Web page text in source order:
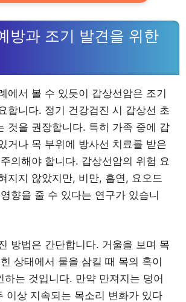
방과 조기 발견을 위한
에서 볼 수 있듯이 갑상선암은 조기
합니다. 정기 건강검진 시 갑상선 초
것을 권장합니다. 특히 가족 중에 갑
거나 목 부위에 방사선 치료를 받은
의해야 합니다. 갑상선암의 위험 요
지지 않았지만, 비만, 흡연, 요오드
향을 줄 수 있다는 연구가 있습니
방법은 간단합니다. 거울을 보며 목
상태에서 물을 삼킬 때 목의 혹이
하는 것입니다. 만약 만져지는 덩어
이상 지속되는 목소리 변화가 있다